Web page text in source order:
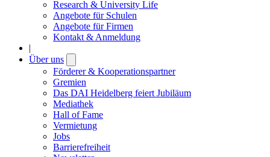
Research & University Life
Angebote für Schulen
Angebote für Firmen
Kontakt & Anmeldung
|
Über uns
submenu
Förderer & Kooperationspartner
Gremien
Das DAI Heidelberg feiert Jubiläum
Mediathek
Hall of Fame
Vermietung
Jobs
Barrierefreiheit